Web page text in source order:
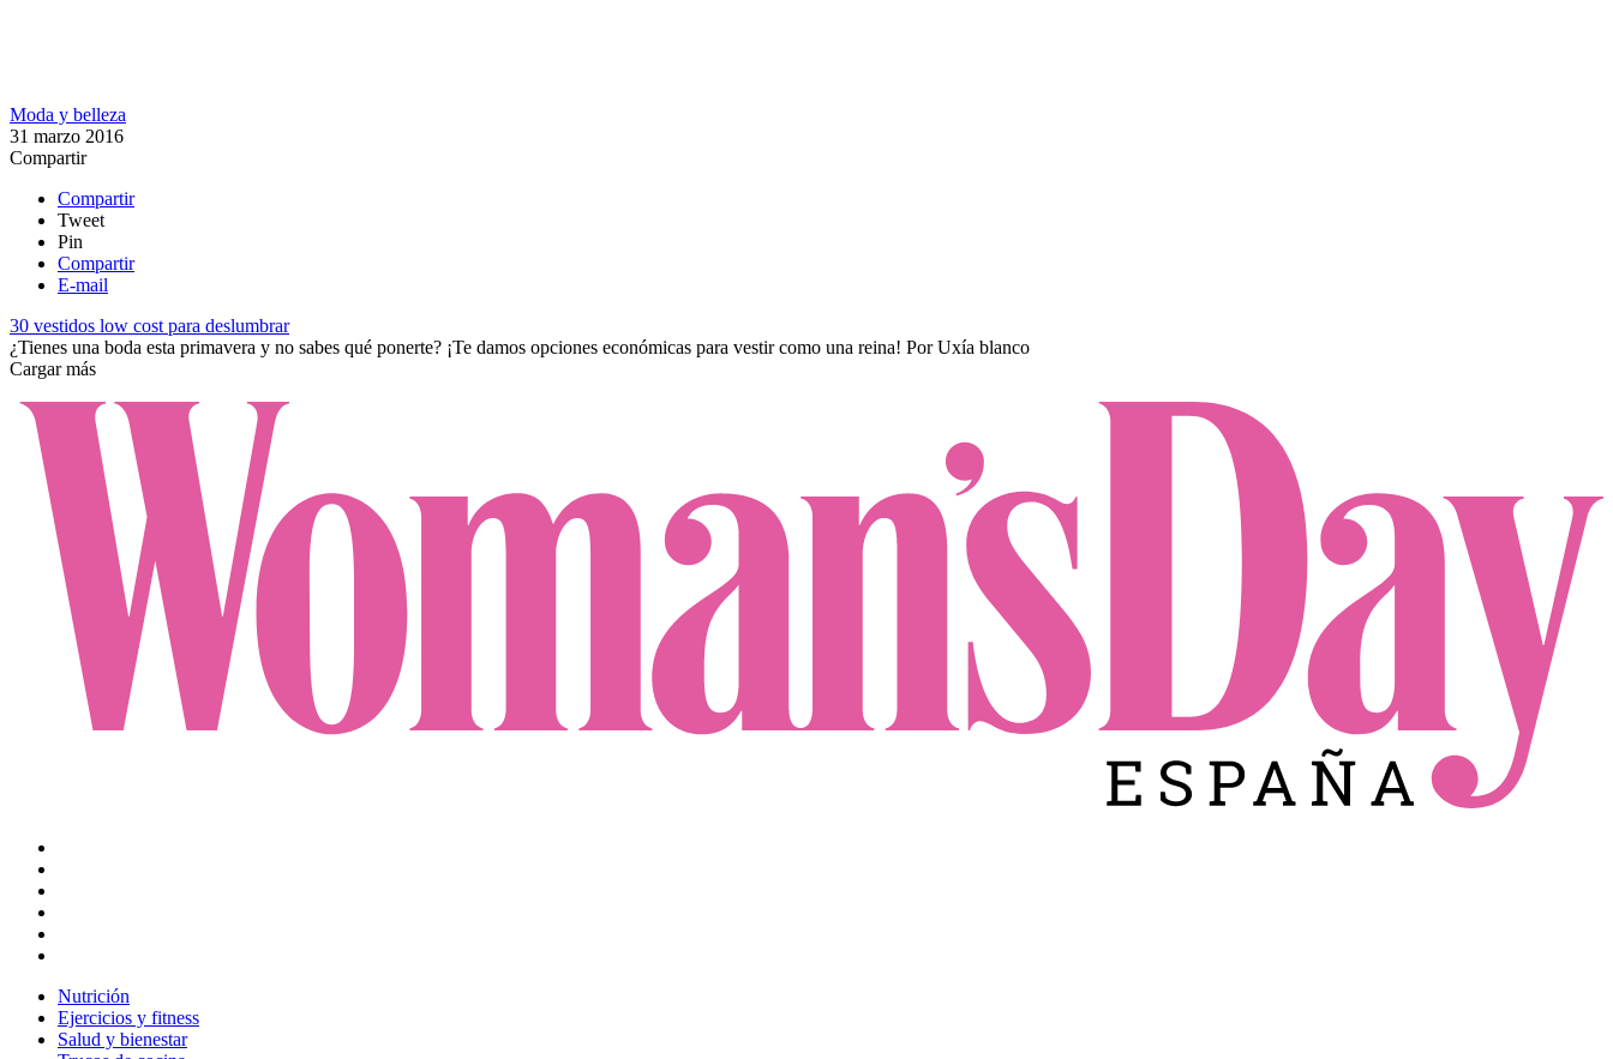
Moda y belleza
31 marzo 2016
Compartir
Compartir
Tweet
Pin
Compartir
E-mail
30 vestidos low cost para deslumbrar
¿Tienes una boda esta primavera y no sabes qué ponerte? ¡Te damos opciones económicas para vestir como una reina! PorUxía blanco
Cargar más
Nutrición
Ejercicios y fitness
Salud y bienestar